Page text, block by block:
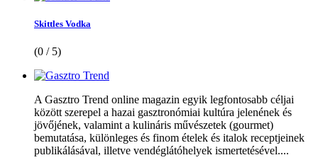
Skittles Vodka
(0 / 5)
A Gasztro Trend online magazin egyik legfontosabb céljai
között szerepel a hazai gasztronómiai kultúra jelenének és
jövőjének, valamint a kulináris művészetek (gourmet)
bemutatása, különleges és finom ételek és italok receptjeinek
publikálásával, illetve vendéglátóhelyek ismertetésével....